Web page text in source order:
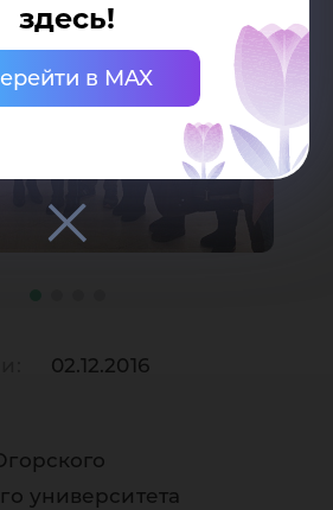
здесь!
в MAX
02.12.2016
университета